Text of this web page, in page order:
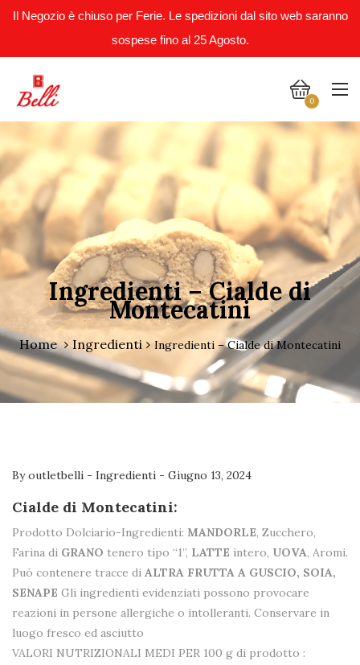
Il Negozio è chiuso per Ferie. Le spedizioni dal sito web saranno
sospese fino al 25 Agosto.
0
Ingredienti – Cialde di
Montecatini
Home Ingredienti Ingredienti – Cialde di Montecatini
Byoutletbelli - Ingredienti - Giugno 13, 2024
Cialde di Montecatini:
Prodotto Dolciario-Ingredienti: MANDORLE, Zucchero,
Farina di GRANO tenero tipo “1”, LATTE intero, UOVA, Aromi.
Può contenere tracce di ALTRA FRUTTA A GUSCIO, SOIA,
SENAPE Gli ingredienti evidenziati possono provocare
reazioni in persone allergiche o intolleranti. Conservare in
luogo fresco ed asciutto
VALORI NUTRIZIONALI MEDI PER 100 g di prodotto :